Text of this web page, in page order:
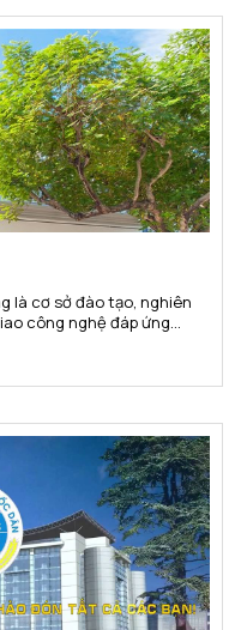
là cơ sở đào tạo, nghiên
công nghệ đáp ứng
nhân lực, bồi dưỡng
vụ sự nghiệp...